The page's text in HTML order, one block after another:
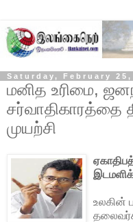
Saturday, February 25,
மனித உரிமை,
சர்வாதிகாரத்தை
முயற்சி
உலகின்